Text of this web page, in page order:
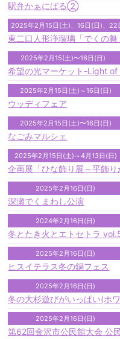
駅弁かぁにばる②
2025年2月15日(土)、16日(日)、22
東二口人形浄瑠璃「でくの舞
2025年2月15(土)〜16日(日)⠀
希望の光マーケット-Light
2025年2月15日(土)～16日(日)
ウッディフェア
2025年2月15日(土)〜16日(日)
なごみマルシェ
2025年2月15日(土)～4月13日(日)
企画展「ひな飾り展～平飾り
2025年2月16日(日)
深瀬でくまわし公演
2024年2月16日(日)
冬とたき火とエトセトラ
2025年2月16日(日)
ヒスイテラス冬の鍋フェス
2025年2月16日(日)
冬の大杉遊びがいっぱい(ホ
2025年2月16日(日)
第62回金沢市公民館大会 公